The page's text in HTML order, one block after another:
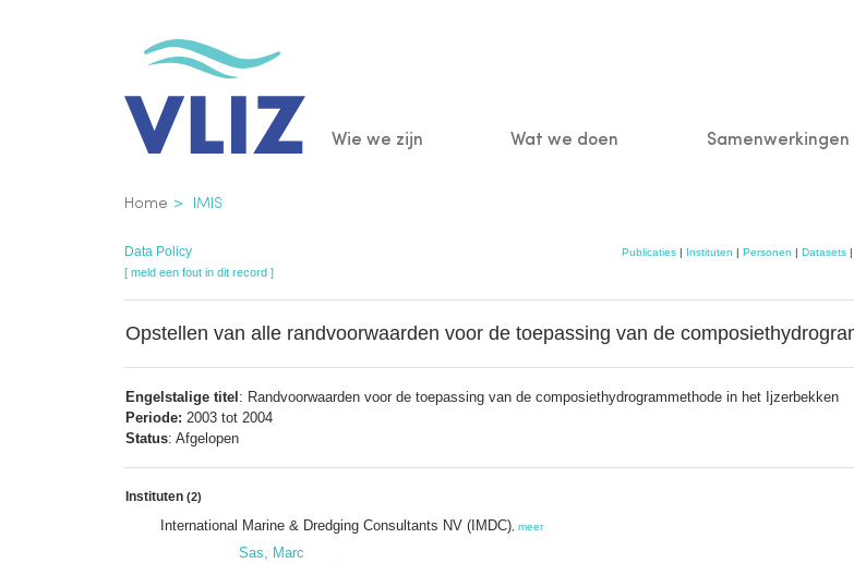
Main
Wie we zijn Wat we doen Samenwerkingen
Kruimelpad
Home IMIS
Data Policy Publicaties| Instituten | Personen | Datasets|
[ meld een fout in dit record ]
Opstellen van alle randvoorwaarden voor de toepassing van de
Engelstalige titel : Randvoorwaarden voor de toepassing van de composiethydrogrammethode in het Ijzerbekken
Periode: 2003 tot 2004
Status: Afgelopen
Instituten (2)
International Marine & Dredging Consultants NV (IMDC) meer
Sas, Marc